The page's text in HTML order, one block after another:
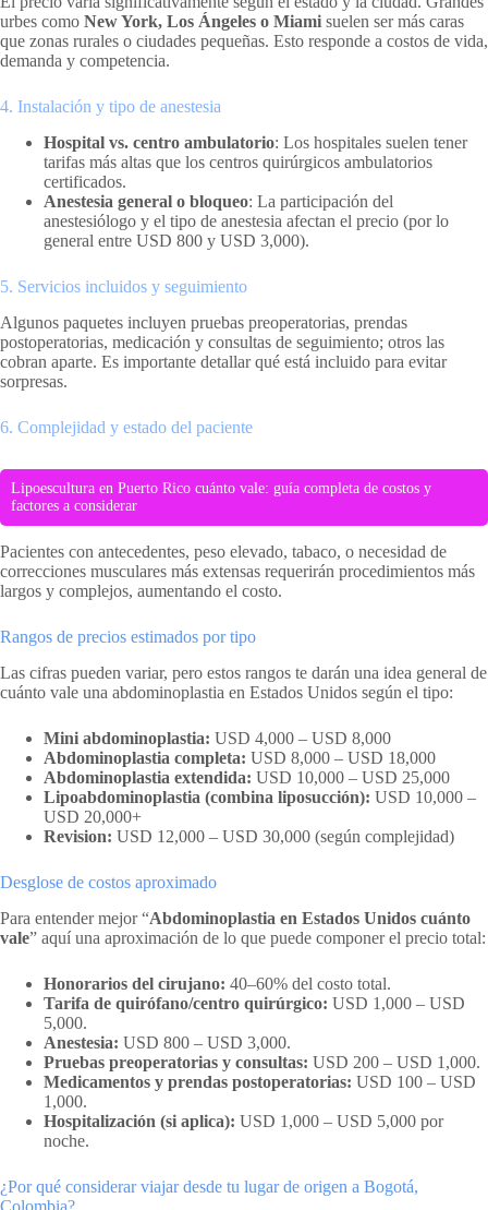
urbes como New York, Los Ángeles o Miami suelen ser más caras
que zonas rurales o ciudades pequeñas. Esto responde a costos de vida,
demanda y competencia.
4. Instalación y tipo de anestesia
Hospital vs. centro ambulatorio: Los hospitales suelen tener
tarifas más altas que los centros quirúrgicos ambulatorios
certificados.
Anestesia general o bloqueo: La participación del
anestesiólogo y el tipo de anestesia afectan el precio (por lo
general entre USD 800 y USD 3,000).
5. Servicios incluidos y seguimiento
Algunos paquetes incluyen pruebas preoperatorias, prendas
postoperatorias, medicación y consultas de seguimiento; otros las
cobran aparte. Es importante detallar qué está incluido para evitar
sorpresas.
6. Complejidad y estado del paciente
Lipoescultura en Puerto Rico cuánto vale: guía completa de costos y
factores a considerar
Pacientes con antecedentes, peso elevado, tabaco, o necesidad de
correcciones musculares más extensas requerirán procedimientos más
largos y complejos, aumentando el costo.
Rangos de precios estimados por tipo
Las cifras pueden variar, pero estos rangos te darán una idea general de
cuánto vale una abdominoplastia en Estados Unidos según el tipo:
Mini abdominoplastia: USD 4,000 – USD 8,000
Abdominoplastia completa: USD 8,000 – USD 18,000
Abdominoplastia extendida: USD 10,000 – USD 25,000
Lipoabdominoplastia (combina liposucción): USD 10,000 –
USD 20,000+
Revision: USD 12,000 – USD 30,000 (según complejidad)
Desglose de costos aproximado
Para entender mejor “Abdominoplastia en Estados Unidos cuánto
vale” aquí una aproximación de lo que puede componer el precio total:
Honorarios del cirujano: 40–60% del costo total.
Tarifa de quirófano/centro quirúrgico: USD 1,000 – USD
5,000.
Anestesia: USD 800 – USD 3,000.
Pruebas preoperatorias y consultas: USD 200 – USD 1,000.
Medicamentos y prendas postoperatorias: USD 100 – USD
1,000.
Hospitalización (si aplica): USD 1,000 – USD 5,000 por
noche.
¿Por qué considerar viajar desde tu lugar de origen a Bogotá,
Colombia?